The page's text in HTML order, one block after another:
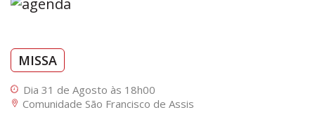
MISSA
Dia 31 de Agosto às 18h00
Comunidade São Francisco de Assis